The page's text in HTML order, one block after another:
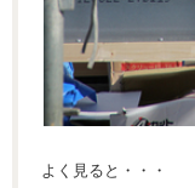
よく見ると・・・